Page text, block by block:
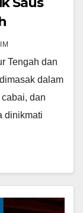
Tengah dan
dalam
dan
dinikmati